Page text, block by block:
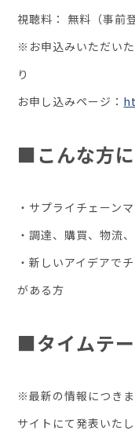
視聴料： 無料（事前
※お申込みいただい
り
お申し込みページ：
■こんな方
・サプライチェーン
・調達、購買、物流
・新しいアイデアで
がある方
■タイムテ
※最新の情報につき
サイトにて発表いたし